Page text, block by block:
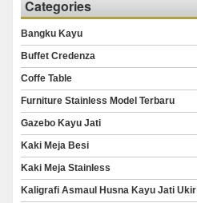
Categories
Bangku Kayu
Buffet Credenza
Coffe Table
Furniture Stainless Model Terbaru
Gazebo Kayu Jati
Kaki Meja Besi
Kaki Meja Stainless
Kaligrafi Asmaul Husna Kayu Jati Ukir